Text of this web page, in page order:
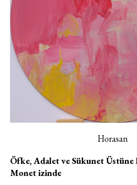
fikirler, öne çıkan
vogue trendler,
sırları ve en popüler
haberdar olmak için
bültenimize kaydolun.
A.Ş. tarafından
https://vogue.com.tr/
Horasan
Öfke, Adalet ve Sükunet Üstüne
Monet izinde